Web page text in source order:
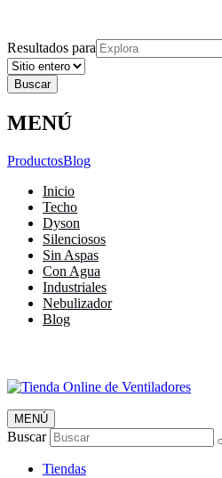
Resultados para
MENÚ
ProductosBlog
Inicio
Techo
Dyson
Silenciosos
Sin Aspas
Con Agua
Industriales
Nebulizador
Blog
Tienda Online de Ventiladores
Super Catálogo de Ofertas
MENÚ
Buscar
Tiendas